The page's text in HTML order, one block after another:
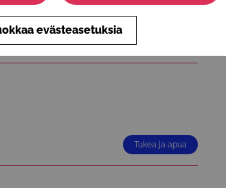
Harrastukset ja vapaa-aika
Tukea ja apua
evästeasetuksia